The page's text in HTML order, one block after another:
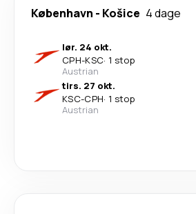
København - Košice 4 dage
lør. 24 okt.
CPH-KSC· 1 stop
Austrian
tirs. 27 okt.
KSC-CPH· 1 stop
Austrian